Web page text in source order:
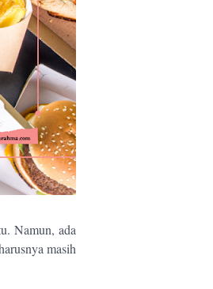
Namun, ada
masih